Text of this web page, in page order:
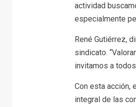
actividad
especialmente
René Gutiérrez,
sindicato.
invitamos a
Con esta acción,
integral de las